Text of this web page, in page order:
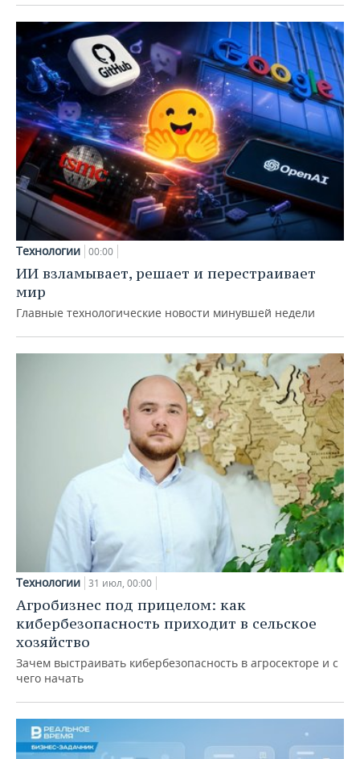
Технологии 00:00
ИИ взламывает, решает и перестраивает
мир
Главные технологические новости минувшей недели
Технологии 31 июл, 00:00
Агробизнес под прицелом: как
кибербезопасность приходит в сельское
хозяйство
Зачем выстраивать кибербезопасность в агросекторе и с
чего начать